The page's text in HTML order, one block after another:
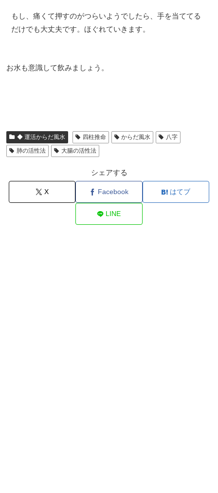
もし、痛くて押すのがつらいようでしたら、手を当ててる
だけでも大丈夫です。ほぐれていきます。
お水も意識して飲みましょう。
◆ 運活からだ風水 四柱推命 からだ風水
八字
肺の活性法
大腸の活性法
シェアする
X Facebook はてブ
LINE